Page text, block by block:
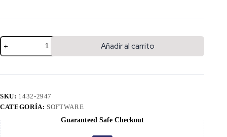
Añadir al carrito
SKU: 1432-2947
CATEGORÍA: SOFTWARE
Guaranteed Safe Checkout